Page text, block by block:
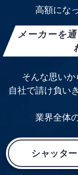
高額にな
メーカーを
そんな思いか
自社で請け負い
業界全体
シャッタ